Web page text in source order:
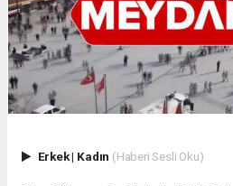
Erkek| Kadın (Haberi Sesli Oku)